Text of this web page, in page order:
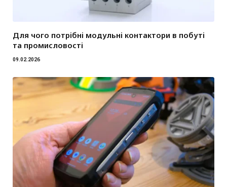
Для чого потрібні модульні контактори в побуті
та промисловості
09.02.2026